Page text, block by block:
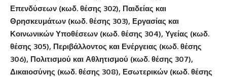
Επενδύσεων (κωδ. θέσης 302), Παιδείας και
Θρησκευμάτων (κωδ. θέσης 303), Εργασίας και
Κοινωνικών Υποθέσεων (κωδ. θέσης 304), Υγείας (κωδ.
θέσης 305), Περιβάλλοντος και Ενέργειας (κωδ. θέσης
306), Πολιτισμού και Αθλητισμού (κωδ. θέσης 307),
Δικαιοσύνης (κωδ. θέσης 308), Εσωτερικών (κωδ. θέσης